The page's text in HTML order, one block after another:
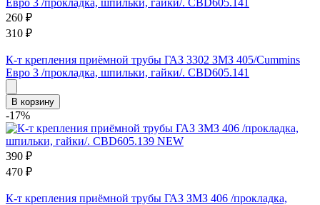
260 ₽
310 ₽
К-т крепления приёмной трубы ГАЗ 3302 ЗМЗ 405/Cummins
Евро 3 /прокладка, шпильки, гайки/. CBD605.141
В корзину
-17%
390 ₽
470 ₽
К-т крепления приёмной трубы ГАЗ ЗМЗ 406 /прокладка,